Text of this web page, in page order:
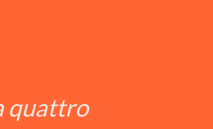
quattro